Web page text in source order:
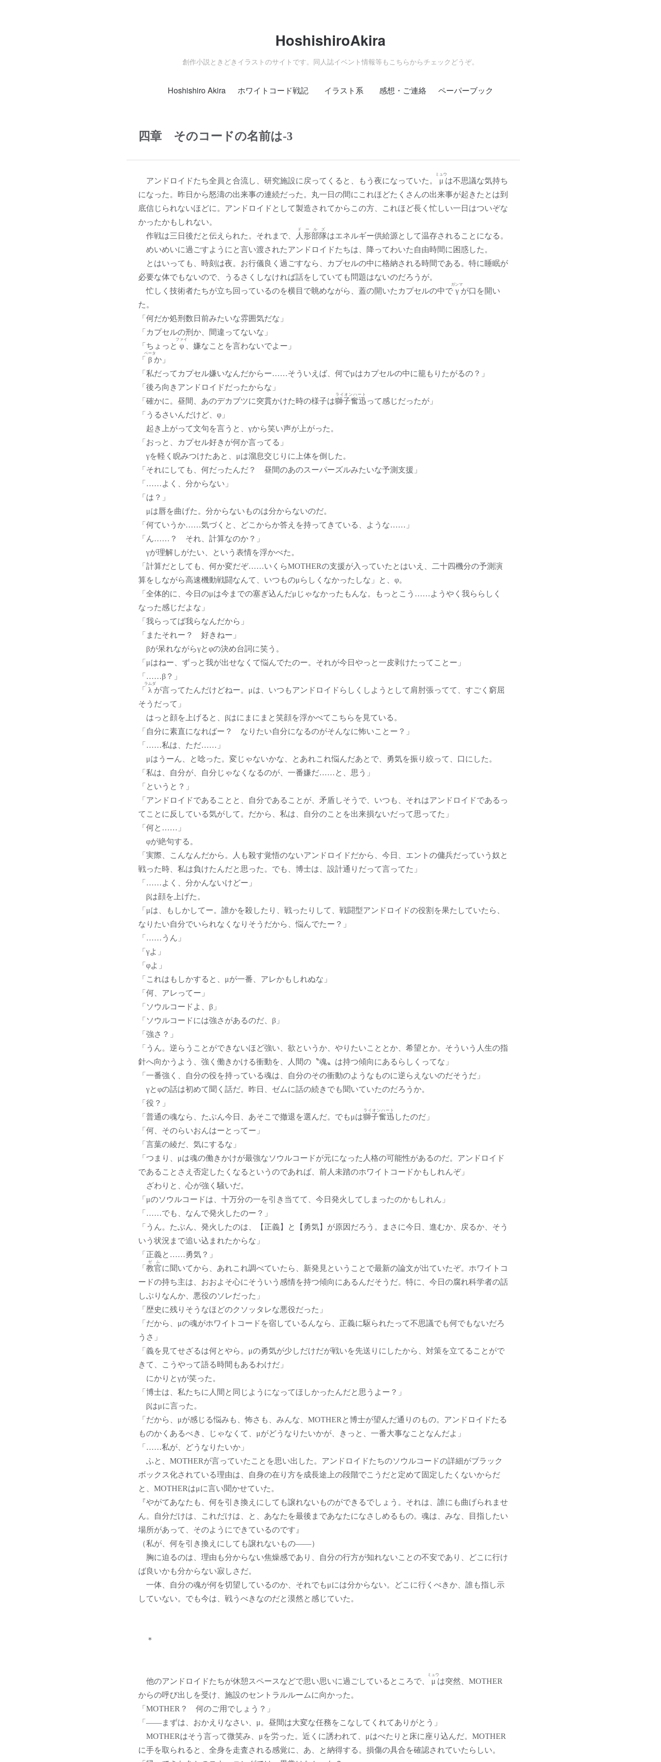
HoshishiroAkira
創作小説ときどきイラストのサイトです。同人誌イベント情報等もこちらからチェックどうぞ。
Hoshishiro Akira ホワイトコード戦記 イラスト系 感想・ご連絡 ペーパーブック
四章 そのコードの名前は-3
アンドロイドたち全員と合流し、研究施設に戻ってくると、もう夜になっていた。 μ
ミュウ
は不思議な気持ち
になった。昨日から怒濤の出来事の連続だった。丸一日の間にこれほどたくさんの出来事が起きたとは到
底信じられないほどに。アンドロイドとして製造されてからこの方、これほど長く忙しい一日はついぞな
かったかもしれない。
作戦は三日後だと伝えられた。それまで、
人形部隊
ドールズ
はエネルギー供給源として温存されることになる。
めいめいに過ごすようにと言い渡されたアンドロイドたちは、降ってわいた自由時間に困惑した。
とはいっても、時刻は夜。お行儀良く過ごすなら、カプセルの中に格納される時間である。特に睡眠が
必要な体でもないので、うるさくしなければ話をしていても問題はないのだろうが。
忙しく技術者たちが立ち回っているのを横目で眺めながら、蓋の開いたカプセルの中で γ
ガンマ
が口を開い
た。
「何だか処刑数日前みたいな雰囲気だな」
「カプセルの刑か、間違ってないな」
「ちょっと φ
ファイ
、嫌なことを言わないでよー」
「
β
ベータ
か」
「私だってカプセル嫌いなんだからー……そういえば、何でμはカプセルの中に籠もりたがるの？」
「後ろ向きアンドロイドだったからな」
「確かに。昼間、あのデカブツに突貫かけた時の様子は獅子奮迅
ライオンハート
って感じだったが」
「うるさいんだけど、φ」
起き上がって文句を言うと、γから笑い声が上がった。
「おっと、カプセル好きが何か言ってる」
γを軽く睨みつけたあと、μは溜息交じりに上体を倒した。
「それにしても、何だったんだ？ 昼間のあのスーパーズルみたいな予測支援」
「……よく、分からない」
「は？」
μは唇を曲げた。分からないものは分からないのだ。
「何ていうか……気づくと、どこからか答えを持ってきている、ような……」
「ん……？ それ、計算なのか？」
γが理解しがたい、という表情を浮かべた。
「計算だとしても、何か変だぞ……いくらMOTHERの支援が入っていたとはいえ、二十四機分の予測演
算をしながら高速機動戦闘なんて、いつものμらしくなかったしな」と、φ。
「全体的に、今日のμは今までの塞ぎ込んだμじゃなかったもんな。もっとこう……ようやく我ららしく
なった感じだよな」
「我らってば我らなんだから」
「またそれー？ 好きねー」
βが呆れながらγとφの決め台詞に笑う。
「μはねー、ずっと我が出せなくて悩んでたのー。それが今日やっと一皮剥けたってことー」
「……β？」
「
λ
ラムダ
が言ってたんだけどねー。μは、いつもアンドロイドらしくしようとして肩肘張ってて、すごく窮屈
そうだって」
はっと顔を上げると、βはにまにまと笑顔を浮かべてこちらを見ている。
「自分に素直になればー？ なりたい自分になるのがそんなに怖いことー？」
「……私は、ただ……」
μはうーん、と唸った。変じゃないかな、とあれこれ悩んだあとで、勇気を振り絞って、口にした。
「私は、自分が、自分じゃなくなるのが、一番嫌だ……と、思う」
「というと？」
「アンドロイドであることと、自分であることが、矛盾しそうで、いつも、それはアンドロイドであるっ
てことに反している気がして。だから、私は、自分のことを出来損ないだって思ってた」
「何と……」
φが絶句する。
「実際、こんなんだから。人も殺す覚悟のないアンドロイドだから、今日、エントの傭兵だっていう奴と
戦った時、私は負けたんだと思った。でも、博士は、設計通りだって言ってた」
「……よく、分かんないけどー」
βは顔を上げた。
「μは、もしかしてー。誰かを殺したり、戦ったりして、戦闘型アンドロイドの役割を果たしていたら、
なりたい自分でいられなくなりそうだから、悩んでたー？」
「……うん」
「γよ」
「φよ」
「これはもしかすると、μが一番、アレかもしれぬな」
「何、アレってー」
「ソウルコードよ、β」
「ソウルコードには強さがあるのだ、β」
「強さ？」
「うん。逆らうことができないほど強い、欲というか、やりたいこととか、希望とか。そういう人生の指
針へ向かうよう、強く働きかける衝動を、人間の〝魂〟は持つ傾向にあるらしくってな」
「一番強く、自分の役を持っている魂は、自分のその衝動のようなものに逆らえないのだそうだ」
γとφの話は初めて聞く話だ。昨日、ゼムに話の続きでも聞いていたのだろうか。
「役？」
「普通の魂なら、たぶん今日、あそこで撤退を選んだ。でもμは獅子奮迅
ライオンハート
したのだ」
「何、そのらいおんはーとってー」
「言葉の綾だ、気にするな」
「つまり、μは魂の働きかけが最強なソウルコードが元になった人格の可能性があるのだ。アンドロイド
であることさえ否定したくなるというのであれば、前人未踏のホワイトコードかもしれんぞ」
ざわりと、心が強く騒いだ。
「μのソウルコードは、十万分の一を引き当てて、今日発火してしまったのかもしれん」
「……でも、なんで発火したのー？」
「うん。たぶん、発火したのは、【正義】と【勇気】が原因だろう。まさに今日、進むか、戻るか、そう
いう状況まで追い込まれたからな」
「正義と……勇気？」
「 教官
ゼム
に聞いてから、あれこれ調べていたら、新発見ということで最新の論文が出ていたぞ。ホワイトコ
ードの持ち主は、おおよそ心にそういう感情を持つ傾向にあるんだそうだ。特に、今日の腐れ科学者の話
しぶりなんか、悪役のソレだった」
「歴史に残りそうなほどのクソッタレな悪役だった」
「だから、μの魂がホワイトコードを宿しているんなら、正義に駆られたって不思議でも何でもないだろ
うさ」
「義を見てせざるは何とやら。μの勇気が少しだけだが戦いを先送りにしたから、対策を立てることがで
きて、こうやって語る時間もあるわけだ」
にかりとγが笑った。
「博士は、私たちに人間と同じようになってほしかったんだと思うよー？」
βはμに言った。
「だから、μが感じる悩みも、怖さも、みんな、MOTHERと博士が望んだ通りのもの。アンドロイドたる
ものかくあるべき、じゃなくて、μがどうなりたいかが、きっと、一番大事なことなんだよ」
「……私が、どうなりたいか」
ふと、MOTHERが言っていたことを思い出した。アンドロイドたちのソウルコードの詳細がブラック
ボックス化されている理由は、自身の在り方を成長途上の段階でこうだと定めて固定したくないからだ
と、MOTHERはμに言い聞かせていた。
『やがてあなたも、何を引き換えにしても譲れないものができるでしょう。それは、誰にも曲げられませ
ん。自分だけは、これだけは、と、あなたを最後まであなたになさしめるもの。魂は、みな、目指したい
場所があって、そのようにできているのです』
（私が、何を引き換えにしても譲れないもの――）
胸に迫るのは、理由も分からない焦燥感であり、自分の行方が知れないことの不安であり、どこに行け
ば良いかも分からない寂しさだ。
一体、自分の魂が何を切望しているのか、それでもμには分からない。どこに行くべきか、誰も指し示
していない。でも今は、戦うべきなのだと漠然と感じていた。
＊
他のアンドロイドたちが休憩スペースなどで思い思いに過ごしているところで、 μ
ミュウ
は突然、MOTHER
からの呼び出しを受け、施設のセントラルルームに向かった。
「MOTHER？ 何のご用でしょう？」
「――まずは、おかえりなさい、μ。昼間は大変な任務をこなしてくれてありがとう」
MOTHERはそう言って微笑み、μを労った。近くに誘われて、μはぺたりと床に座り込んだ。MOTHER
に手を取られると、全身を走査される感覚に、あ、と納得する。損傷の具合を確認されていたらしい。